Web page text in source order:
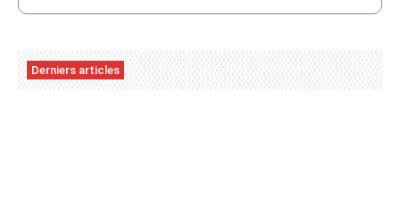
Derniers articles